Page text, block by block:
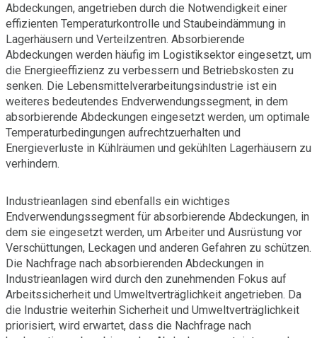
Abdeckungen, angetrieben durch die Notwendigkeit einer
effizienten Temperaturkontrolle und Staubeindämmung in
Lagerhäusern und Verteilzentren. Absorbierende
Abdeckungen werden häufig im Logistiksektor eingesetzt, um
die Energieeffizienz zu verbessern und Betriebskosten zu
senken. Die Lebensmittelverarbeitungsindustrie ist ein
weiteres bedeutendes Endverwendungssegment, in dem
absorbierende Abdeckungen eingesetzt werden, um optimale
Temperaturbedingungen aufrechtzuerhalten und
Energieverluste in Kühlräumen und gekühlten Lagerhäusern zu
verhindern.
Industrieanlagen sind ebenfalls ein wichtiges
Endverwendungssegment für absorbierende Abdeckungen, in
dem sie eingesetzt werden, um Arbeiter und Ausrüstung vor
Verschüttungen, Leckagen und anderen Gefahren zu schützen.
Die Nachfrage nach absorbierenden Abdeckungen in
Industrieanlagen wird durch den zunehmenden Fokus auf
Arbeitssicherheit und Umweltverträglichkeit angetrieben. Da
die Industrie weiterhin Sicherheit und Umweltverträglichkeit
priorisiert, wird erwartet, dass die Nachfrage nach